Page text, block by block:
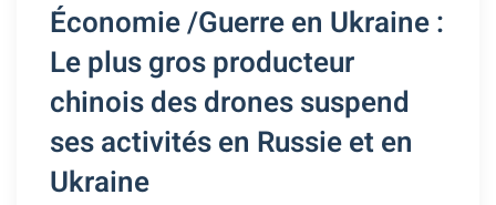
Économie /Guerre en Ukraine :
Le plus gros producteur
chinois des drones suspend
ses activités en Russie et en
Ukraine